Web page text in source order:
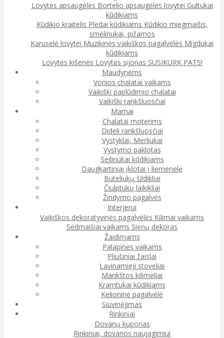
Lovytės apsaugėlės Bortelio apsaugėlės lovytei Gultukai
kūdikiams
Kūdikio kraitelis Pledai kūdikiams Kūdikio miegmaišis,
smėlinukai, pižamos
Karuselė lovytei Muzikinės vaikiškos pagalvėlės Migdukai
kūdikiams
Lovytės kišenės Lovytės sijonas SUSIKURK PATS!
Maudynėms
Vonios chalatai vaikams
Vaikiški paplūdimio chalatai
Vaikiški rankšluosčiai
Mamai
Chalatai moterims
Dideli rankšluosčiai
Vystyklai, Merliukai
Vystymo paklotas
Seilinukai kūdikiams
Daugkartiniai įklotai į liemenėlę
Buteliukų šildikliai
Čiulptukų laikikliai
Žindymo pagalvės
Interjerui
Vaikiškos dekoratyvinės pagalvėlės Kilimai vaikams
Sėdmaišiai vaikams Sienų dekoras
Žaidimams
Palapinės vaikams
Pliušiniai žaislai
Lavinamieji stoveliai
Mankštos kilimėliai
Kramtukai kūdikiams
Kelioninė pagalvėlė
Siuvinėjimas
Rinkiniai
Dovanų kuponas
Rinkiniai, dovanos naujagimiui